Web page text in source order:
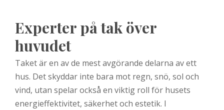
Experter på tak över
huvudet
Taket är en av de mest avgörande delarna av ett
hus. Det skyddar inte bara mot regn, snö, sol och
vind, utan spelar också en viktig roll för husets
energieffektivitet, säkerhet och estetik. I